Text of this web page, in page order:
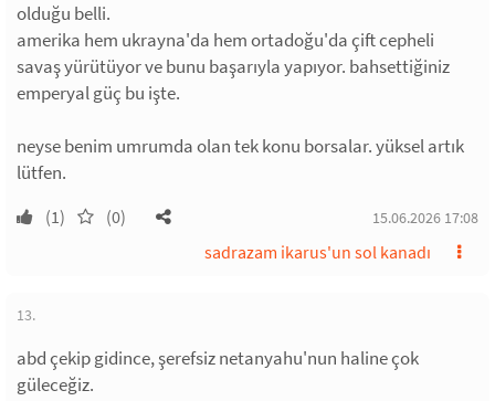
olduğu belli.
amerika hem ukrayna'da hem ortadoğu'da çift cepheli
savaş yürütüyor ve bunu başarıyla yapıyor. bahsettiğiniz
emperyal güç bu işte.
neyse benim umrumda olan tek konu borsalar. yüksel artık
lütfen.
(1) (0) 15.06.2026 17:08
sadrazam ikarus'un sol kanadı
13.
abd çekip gidince, şerefsiz netanyahu'nun haline çok
güleceğiz.